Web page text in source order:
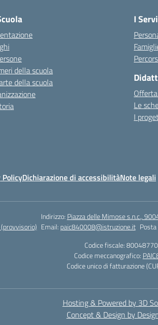
della scuola
della scuola
I
Le
I
PolicyDichiarazione di accessibilitàNote legali
Indirizzo: Piazza delle Mimose s.n.c.,
Email: paic840008@istruzione.it
Codice fiscale:
Codice meccanografico:
Codice unico di fatturazione
Hosting & Powered by 3D
Concept & Design by